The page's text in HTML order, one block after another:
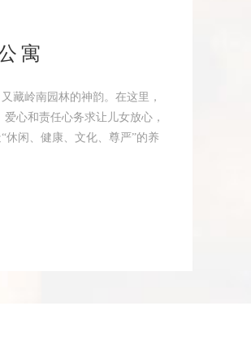
寓
藏岭南园林的神韵。在这里，
心和责任心务求让儿女放心，
闲、健康、文化、尊严”的养